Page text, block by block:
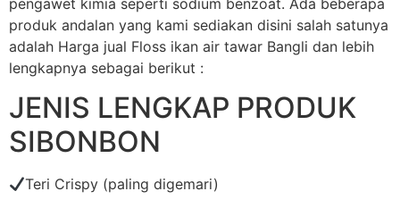
produk andalan yang kami sediakan disini salah satunya
adalah Harga jual Floss ikan air tawar Bangli dan lebih
lengkapnya sebagai berikut :
JENIS LENGKAP PRODUK
SIBONBON
Teri Crispy (paling digemari)